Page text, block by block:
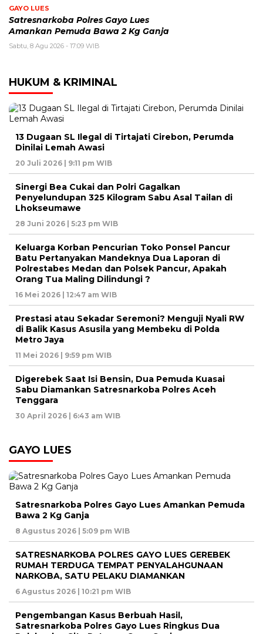
GAYO LUES
Satresnarkoba Polres Gayo Lues
Amankan Pemuda Bawa 2 Kg Ganja
Sabtu, 8 Agu 2026 - 17:09 WIB
HUKUM & KRIMINAL
13 Dugaan SL Ilegal di Tirtajati Cirebon, Perumda
Dinilai Lemah Awasi
20 Juli 2026 | 9:11 pm WIB
Sinergi Bea Cukai dan Polri Gagalkan
Penyelundupan 325 Kilogram Sabu Asal Tailan di
Lhokseumawe
28 Juni 2026 | 5:23 pm WIB
Keluarga Korban Pencurian Toko Ponsel Pancur
Batu Pertanyakan Mandeknya Dua Laporan di
Polrestabes Medan dan Polsek Pancur, Apakah
Orang Tua Maling Dilindungi ?
16 Mei 2026 | 12:47 am WIB
Prestasi atau Sekadar Seremoni? Menguji Nyali RW
di Balik Kasus Asusila yang Membeku di Polda
Metro Jaya
11 Mei 2026 | 9:59 pm WIB
Digerebek Saat Isi Bensin, Dua Pemuda Kuasai
Sabu Diamankan Satresnarkoba Polres Aceh
Tenggara
30 April 2026 | 6:43 am WIB
GAYO LUES
Satresnarkoba Polres Gayo Lues Amankan Pemuda
Bawa 2 Kg Ganja
8 Agustus 2026 | 5:09 pm WIB
SATRESNARKOBA POLRES GAYO LUES GEREBEK
RUMAH TERDUGA TEMPAT PENYALAHGUNAAN
NARKOBA, SATU PELAKU DIAMANKAN
6 Agustus 2026 | 10:21 pm WIB
Pengembangan Kasus Berbuah Hasil,
Satresnarkoba Polres Gayo Lues Ringkus Dua